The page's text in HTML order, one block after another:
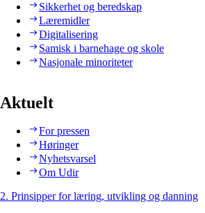
Sikkerhet og beredskap
Læremidler
Digitalisering
Samisk i barnehage og skole
Nasjonale minoriteter
Aktuelt
For pressen
Høringer
Nyhetsvarsel
Om Udir
2. Prinsipper for læring, utvikling og danning